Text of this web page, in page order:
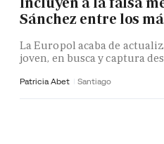
Sánchez entre los
La Europol acaba de
joven, en busca y captura
Patricia Abet Santiago